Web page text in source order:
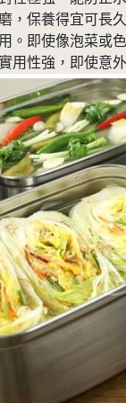
，保養得宜可長
。即使像泡菜或
用性強，即使意